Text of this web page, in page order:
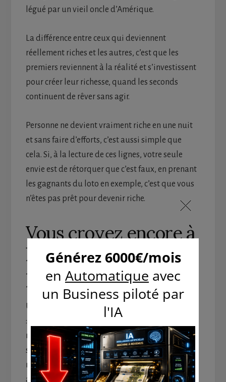
légué par un vieil oncle d’Amérique.
La différence entre ceux qui deviennent
réellement riches et les autres, c’est que les
premiers reviennent à la réalité et s’investissent
pour créer leur richesse, quand les seconds
continuent de rêver sans agir.
Personne ne devient vraiment riche en une nuit
et sans faire d’efforts, c’est aussi simple que
cela. Si, à la lecture de ces lignes, votre seule
envie est de rétorquer que c’est faux, en prenant
les gagnants du loto en exemple, c’est que vous
n’êtes pas prêt pour devenir riche.
Vous croyez encore à
la solution miracle
pour devenir riche
Un autre mythe qui, hélas, fait encore recette
: celui de la méthode infaillible pour devenir
riche (qui, en général, vous promet aussi que ça
se fera vite et sans efforts d’ailleurs). De
nombreux vendeurs de rêve utilisent ce miroir
aux alouettes pour berner les naïfs candidats à